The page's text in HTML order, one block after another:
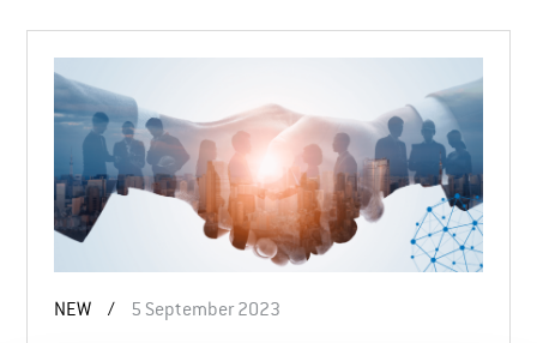
NEW / 5 September 2023